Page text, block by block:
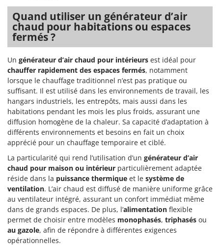
Quand utiliser un générateur d’air
chaud pour habitations ou espaces
fermés ?
Un générateur d’air chaud pour intérieurs est idéal pour
chauffer rapidement des espaces fermés, notamment
lorsque le chauffage traditionnel n’est pas pratique ou
suffisant. Il est utilisé dans les environnements de travail, les
hangars industriels, les entrepôts, mais aussi dans les
habitations pendant les mois les plus froids, assurant une
diffusion homogène de la chaleur. Sa capacité d’adaptation à
différents environnements et besoins en fait un choix
apprécié pour un chauffage temporaire et ciblé.
La particularité qui rend l’utilisation d’un générateur d’air
chaud pour maison ou intérieur particulièrement adaptée
réside dans la puissance thermique et le système de
ventilation. L’air chaud est diffusé de manière uniforme grâce
au ventilateur intégré, assurant un confort immédiat même
dans de grands espaces. De plus, l’alimentation flexible
permet de choisir entre modèles monophasés, triphasés ou
au gazole, afin de répondre à différentes exigences
opérationnelles.